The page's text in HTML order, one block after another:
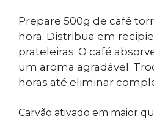
Prepare 500g de café
hora. Distribua em
prateleiras. O café
um aroma agradável.
horas até eliminar
Carvão ativado em maior